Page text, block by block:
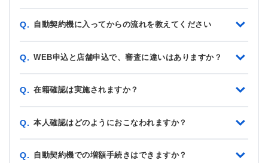
Q. 自動契約機に入ってからの流れを教えてください
Q. WEB申込と店舗申込で、審査に違いはありますか？
Q. 在籍確認は実施されますか？
Q. 本人確認はどのようにおこなわれますか？
Q. 自動契約機での増額手続きはできますか？